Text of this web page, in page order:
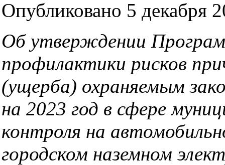
Опубликовано 5 декабря
Об утверждении
профилактики рисков
(ущерба) охраняемым
на 2023 год в сфере
контроля на
городском наземном